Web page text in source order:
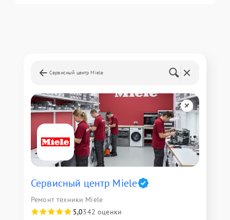
Сервисный центр Miele
Сервисный центр Miele
Ремонт техники Miele
5,0342 оценки